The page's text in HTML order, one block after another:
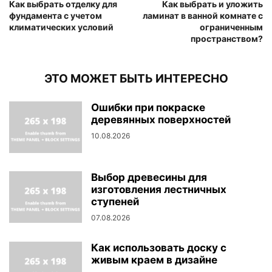
Как выбрать отделку для
фундамента с учетом
климатических условий
Как выбрать и уложить
ламинат в ванной комнате с
ограниченным
пространством?
ЭТО МОЖЕТ БЫТЬ ИНТЕРЕСНО
Ошибки при покраске
деревянных поверхностей
10.08.2026
Выбор древесины для
изготовления лестничных
ступеней
07.08.2026
Как использовать доску с
живым краем в дизайне